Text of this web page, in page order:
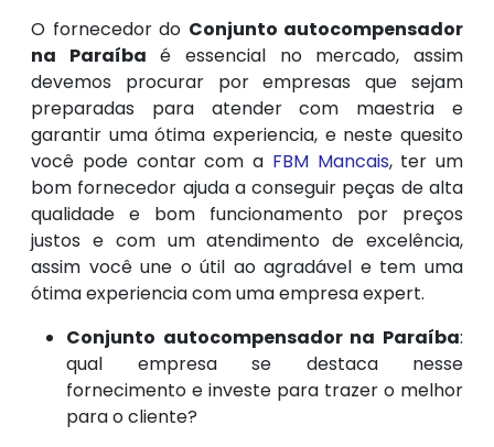
O fornecedor do Conjunto autocompensador
na Paraíba é essencial no mercado, assim
devemos procurar por empresas que sejam
preparadas para atender com maestria e
garantir uma ótima experiencia, e neste quesito
você pode contar com a FBM Mancais, ter um
bom fornecedor ajuda a conseguir peças de alta
qualidade e bom funcionamento por preços
justos e com um atendimento de excelência,
assim você une o útil ao agradável e tem uma
ótima experiencia com uma empresa expert.
Conjunto autocompensador na Paraíba:
qual empresa se destaca nesse
fornecimento e investe para trazer o melhor
para o cliente?